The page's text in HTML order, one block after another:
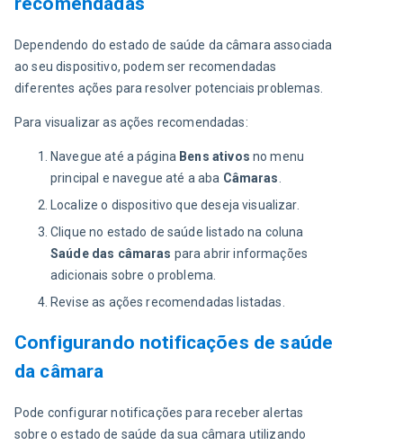
Dependendo do estado de saúde da câmara associada
ao seu dispositivo, podem ser recomendadas
diferentes ações para resolver potenciais problemas.
Para visualizar as ações recomendadas:
Navegue até a página Bens ativos no menu
principal e navegue até a aba Câmaras
Localize o dispositivo que deseja visualizar.
Clique no estado de saúde listado na coluna
Saúde das câmaras para abrir informações
adicionais sobre o problema.
Revise as ações recomendadas listadas.
Configurando notificações de saúde
da câmara
Pode configurar notificações para receber alertas
sobre o estado de saúde da sua câmara utilizando